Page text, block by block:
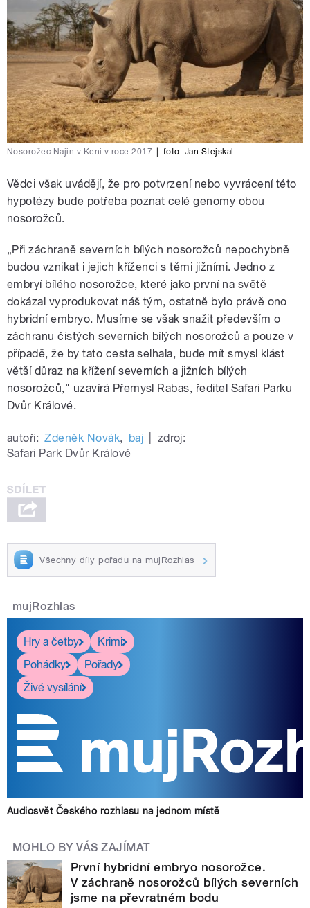
Nosorožec Najin v Keni v roce 2017 foto: Jan Stejskal
Vědci však uvádějí, že pro potvrzení nebo vyvrácení této
hypotézy bude potřeba poznat celé genomy obou
nosorožců.
„Při záchraně severních bílých nosorožců nepochybně
budou vznikat i jejich kříženci s těmi jižními. Jedno z
embryí bílého nosorožce, které jako první na světě
dokázal vyprodukovat náš tým, ostatně bylo právě ono
hybridní embryo. Musíme se však snažit především o
záchranu čistých severních bílých nosorožců a pouze v
případě, že by tato cesta selhala, bude mít smysl klást
větší důraz na křížení severních a jižních bílých
nosorožců," uzavírá Přemysl Rabas, ředitel Safari Parku
Dvůr Králové.
autoři: Zdeněk Novák, baj
zdroj:
Safari Park Dvůr Králové
Všechny díly pořadu na mujRozhlas
mujRozhlas
Hry a četby
Krimi
Pohádky
Pořady
Živé vysílání
Audiosvět Českého rozhlasu na jednom místě
MOHLO BY VÁS ZAJÍMAT
První hybridní embryo nosorožce.
V záchraně nosorožců bílých severních
jsme na převratném bodu